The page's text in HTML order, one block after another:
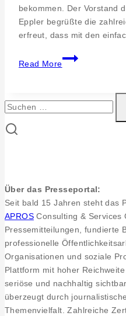
bekommen. Der Vorstand
Eppler begrüßte die
erfreut, dass mit den
Read More
Zahnarzt
Suchen
nach:
Über das Presseportal:
Seit bald 15 Jahren steht das
APROS Consulting & Services
Pressemitteilungen, fundierte
professionelle
Organisationen und soziale
Plattform mit hoher
seriöse und nachhaltig
überzeugt durch
Themenvielfalt. Zahlreiche